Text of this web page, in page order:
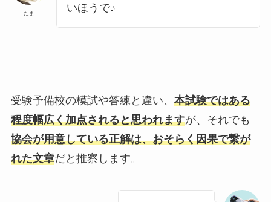
たま いほうで♪
受験予備校の模試や答練と違い、 本試験ではある
程度幅広く加点されると思われますが、それでも
協会が用意している正解は、おそらく因果で繋が
れた文章だと推察します。